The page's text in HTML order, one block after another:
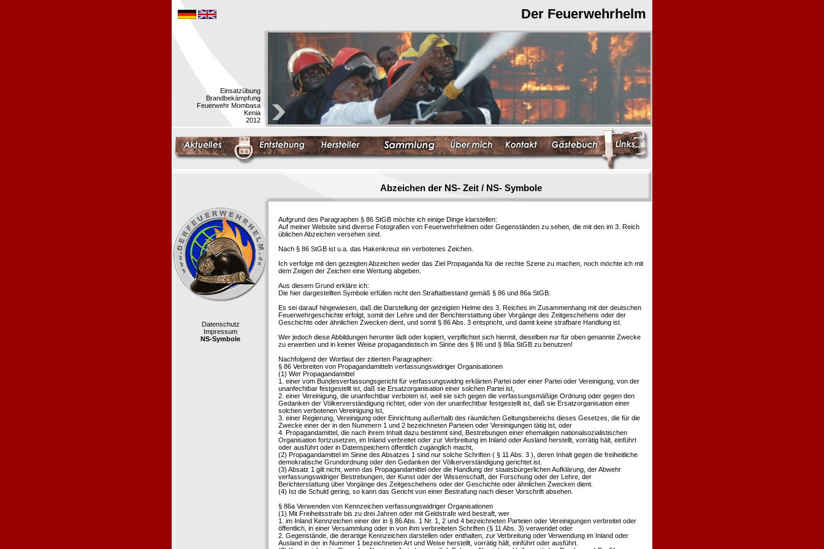
Der Feuerwehrhelm
Einsatzübung
Brandbekämpfung
Feuerwehr Mombasa
Kenia
2012
Abzeichen der NS- Zeit / NS- Symbole
Datenschutz
Impressum
NS-Symbole
Aufgrund des Paragraphen § 86 StGB möchte ich einige Dinge klarstellen:
Auf meiner Website sind diverse Fotografien von Feuerwehrhelmen oder Gegenständen zu sehen, die mit den im 3. Reich
üblichen Abzeichen versehen sind.
Nach § 86 StGB ist u.a. das Hakenkreuz ein verbotenes Zeichen.
Ich verfolge mit den gezeigten Abzeichen weder das Ziel Propaganda für die rechte Szene zu machen, noch möchte ich mit
dem Zeigen der Zeichen eine Wertung abgeben.
Aus diesem Grund erkläre ich:
Die hier dargestellten Symbole erfüllen nicht den Straftatbestand gemäß § 86 und 86a StGB.
Es sei darauf hingewiesen, daß die Darstellung der gezeigten Helme des 3. Reiches im Zusammenhang mit der deutschen
Feuerwehrgeschichte erfolgt, somit der Lehre und der Berichterstattung über Vorgänge des Zeitgeschehens oder der
Geschichte oder ähnlichen Zwecken dient, und somit § 86 Abs. 3 entspricht, und damit keine strafbare Handlung ist.
Wer jedoch diese Abbildungen herunter lädt oder kopiert, verpflichtet sich hiermit, dieselben nur für oben genannte Zwecke
zu erwerben und in keiner Weise propagandistisch im Sinne des § 86 und § 86a StGB zu benutzen!
Nachfolgend der Wortlaut der zitierten Paragraphen:
§ 86 Verbreiten von Propagandamitteln verfassungswidriger Organisationen
(1) Wer Propagandamittel
1. einer vom Bundesverfassungsgericht für verfassungswidrig erklärten Partei oder einer Partei oder Vereinigung, von der
unanfechtbar festgestellt ist, daß sie Ersatzorganisation einer solchen Partei ist,
2. einer Vereinigung, die unanfechtbar verboten ist, weil sie sich gegen die verfassungsmäßige Ordnung oder gegen den
Gedanken der Völkerverständigung richtet, oder von der unanfechtbar festgestellt ist, daß sie Ersatzorganisation einer
solchen verbotenen Vereinigung ist,
3. einer Regierung, Vereinigung oder Einrichtung außerhalb des räumlichen Geltungsbereichs dieses Gesetzes, die für die
Zwecke einer der in den Nummern 1 und 2 bezeichneten Parteien oder Vereinigungen tätig ist, oder
4. Propagandamittel, die nach ihrem Inhalt dazu bestimmt sind, Bestrebungen einer ehemaligen nationalsozialistischen
Organisation fortzusetzen, im Inland verbreitet oder zur Verbreitung im Inland oder Ausland herstellt, vorrätig hält, einführt
oder ausführt oder in Datenspeichern öffentlich zugänglich macht,
(2) Propagandamittel im Sinne des Absatzes 1 sind nur solche Schriften ( § 11 Abs. 3 ), deren Inhalt gegen die freiheitliche
demokratische Grundordnung oder den Gedanken der Völkerverständigung gerichtet ist.
(3) Absatz 1 gilt nicht, wenn das Propagandamittel oder die Handlung der staatsbürgerlichen Aufklärung, der Abwehr
verfassungswidriger Bestrebungen, der Kunst oder der Wissenschaft, der Forschung oder der Lehre, der
Berichterstattung über Vorgänge des Zeitgeschehens oder der Geschichte oder ähnlichen Zwecken dient.
(4) Ist die Schuld gering, so kann das Gericht von einer Bestrafung nach dieser Vorschrift absehen.
§ 86a Verwenden von Kennzeichen verfassungswidriger Organisationen
(1) Mit Freiheitsstrafe bis zu drei Jahren oder mit Geldstrafe wird bestraft, wer
1. im Inland Kennzeichen einer der in § 86 Abs. 1 Nr. 1, 2 und 4 bezeichneten Parteien oder Vereinigungen verbreitet oder
öffentlich, in einer Versammlung oder in von ihm verbreiteten Schriften (§ 11 Abs. 3) verwendet oder
2. Gegenstände, die derartige Kennzeichen darstellen oder enthalten, zur Verbreitung oder Verwendung im Inland oder
Ausland in der in Nummer 1 bezeichneten Art und Weise herstellt, vorrätig hält, einführt oder ausführt.